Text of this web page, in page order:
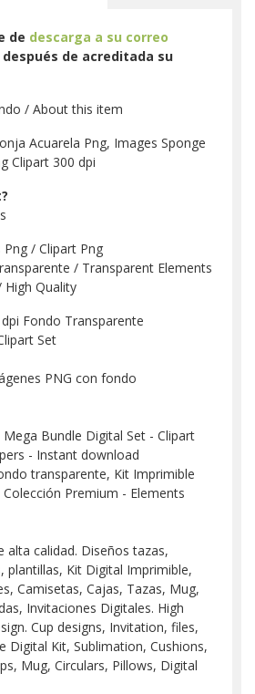
de descarga a su correo
después de acreditada su
/ About this item
Acuarela Png, Images Sponge
Clipart 300 dpi
/ Clipart Png
/ Transparent Elements
High Quality
Fondo Transparente
Set
PNG con fondo
Bundle Digital Set - Clipart
- Instant download
transparente, Kit Imprimible
Premium - Elements
alta calidad. Diseños tazas,
plantillas, Kit Digital Imprimible,
Camisetas, Cajas, Tazas, Mug,
Invitaciones Digitales. High
Cup designs, Invitation, files,
Digital Kit, Sublimation, Cushions,
Mug, Circulars, Pillows, Digital